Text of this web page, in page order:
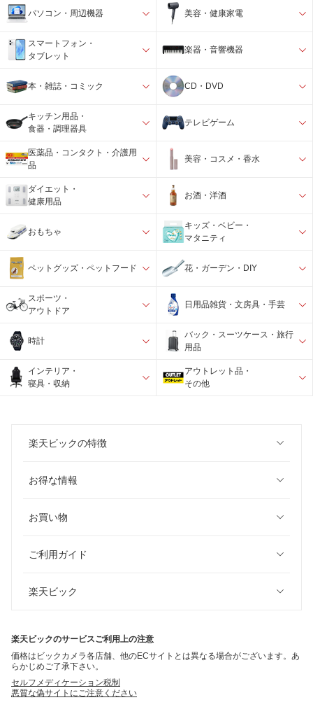
パソコン・周辺機器 美容・健康家電
スマートフォン・
タブレット
楽器・音響機器
本・雑誌・コミック CD・DVD
キッチン用品・
食器・調理器具
テレビゲーム
医薬品・コンタクト・介護用
品
美容・コスメ・香水
ダイエット・
健康用品
お酒・洋酒
おもちゃ
キッズ・ベビー・
マタニティ
ペットグッズ・ペットフード 花・ガーデン・DIY
スポーツ・
アウトドア
日用品雑貨・文房具・手芸
時計
バック・スーツケース・旅行
用品
インテリア・
寝具・収納
アウトレット品・
その他
楽天ビックの特徴
お得な情報
お買い物
ご利用ガイド
楽天ビック
楽天ビックのサービスご利用上の注意
価格はビックカメラ各店舗、他のECサイトとは異なる場合がございます。あ
らかじめご了承下さい。
セルフメディケーション税制
悪質な偽サイトにご注意ください